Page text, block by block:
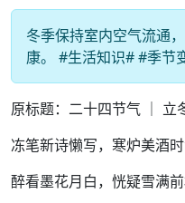
冬季保持室内空气流通
康。 #生活知识# #季节
原标题：二十四节气 ｜ 立
冻笔新诗懒写，寒炉美酒时
醉看墨花月白，恍疑雪满前